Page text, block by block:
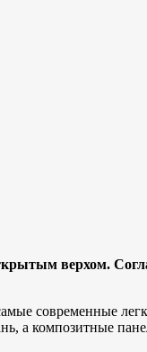
верхом.
современные
а композитные